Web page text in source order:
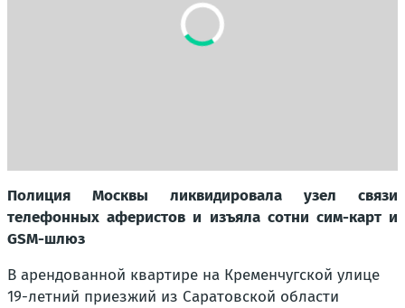
Полиция Москвы ликвидировала узел связи
телефонных аферистов и изъяла сотни сим-карт и
GSM-шлюз
В арендованной квартире на Кременчугской улице
19-летний приезжий из Саратовской области